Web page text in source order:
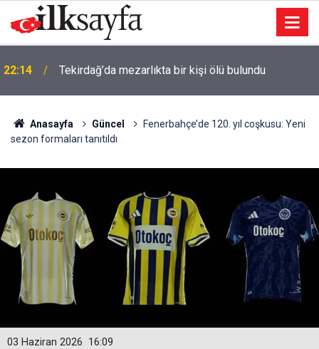
22:14 Tekirdağ’da mezarlıkta bir kişi ölü bulundu
Anasayfa Güncel
Fenerbahçe’de 120. yıl coşkusu: Yeni
sezon formaları tanıtıldı
16:09
03 Haziran 2026